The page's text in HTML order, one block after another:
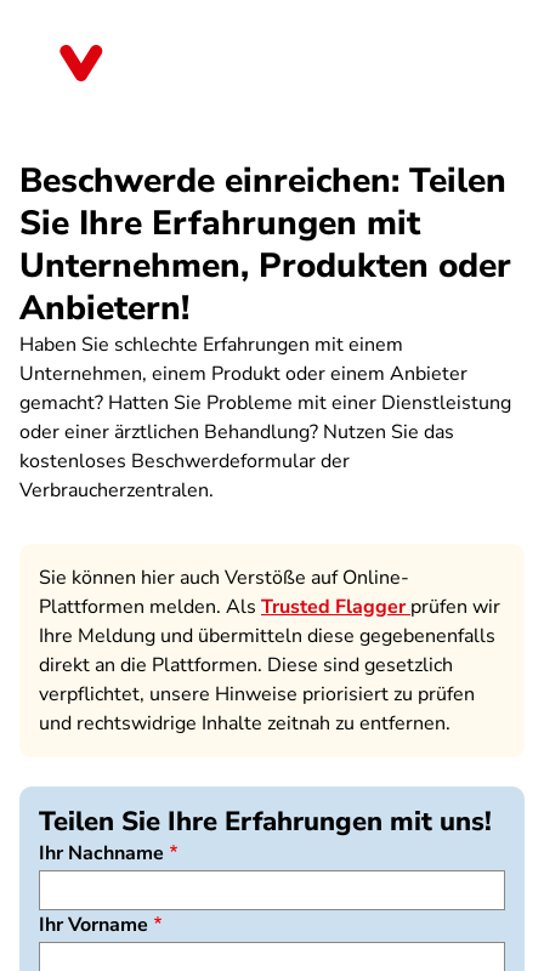
Beschwerde einreichen: Teilen
Sie Ihre Erfahrungen mit
Unternehmen, Produkten oder
Anbietern!
Haben Sie schlechte Erfahrungen mit einem
Unternehmen, einem Produkt oder einem Anbieter
gemacht? Hatten Sie Probleme mit einer Dienstleistung
oder einer ärztlichen Behandlung? Nutzen Sie das
kostenloses Beschwerdeformular der
Verbraucherzentralen.
Sie können hier auch Verstöße auf Online-
Plattformen melden. Als Trusted Flagger prüfen wir
Ihre Meldung und übermitteln diese gegebenenfalls
direkt an die Plattformen. Diese sind gesetzlich
verpflichtet, unsere Hinweise priorisiert zu prüfen
und rechtswidrige Inhalte zeitnah zu entfernen.
Teilen Sie Ihre Erfahrungen mit uns!
Ihr Nachname
Ihr Vorname